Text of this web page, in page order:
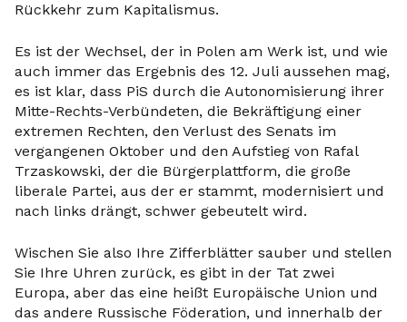
Rückkehr zum Kapitalismus.
Es ist der Wechsel, der in Polen am Werk ist, und wie
auch immer das Ergebnis des 12. Juli aussehen mag,
es ist klar, dass PiS durch die Autonomisierung ihrer
Mitte-Rechts-Verbündeten, die Bekräftigung einer
extremen Rechten, den Verlust des Senats im
vergangenen Oktober und den Aufstieg von Rafal
Trzaskowski, der die Bürgerplattform, die große
liberale Partei, aus der er stammt, modernisiert und
nach links drängt, schwer gebeutelt wird.
Wischen Sie also Ihre Zifferblätter sauber und stellen
Sie Ihre Uhren zurück, es gibt in der Tat zwei
Europa, aber das eine heißt Europäische Union und
das andere Russische Föderation, und innerhalb der